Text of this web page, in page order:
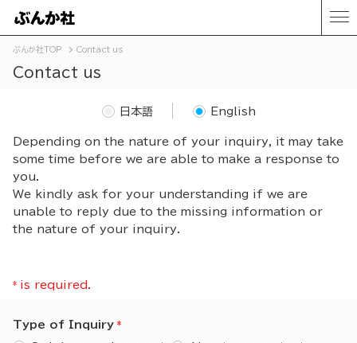
ぶんか社TOP Contact us
Contact us
Depending on the nature of your inquiry, it may take
some time before we are able to make a response to
you.
We kindly ask for your understanding if we are
unable to reply due to the missing information or
the nature of your inquiry.
日本語 English
* is required.
Type of Inquiry